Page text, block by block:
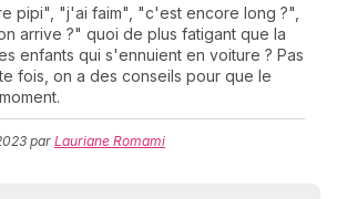
pipi", "j'ai faim", "c'est encore long ?",
arrive ?" quoi de plus fatigant que la
enfants qui s'ennuient en voiture ? Pas
fois, on a des conseils pour que le
par Lauriane Romami